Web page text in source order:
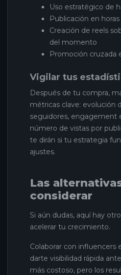
Uso estratégico de
Publicación en
Creación de reels
del momento
Promoción cruzada
Vigilar tus
Después de tu compra,
métricas clave: evolución
seguidores, engagement
número de vistas por
te dirán si tu estrategia
ajustes.
Las
considerar
Si aún dudas, aquí hay
acelerar tu crecimiento.
Colaborar con influencers
darte visibilidad rápida
más costoso, pero los